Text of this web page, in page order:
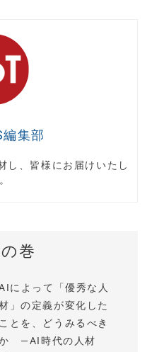
集部
し、皆様にお届けいたし
巻
によって「優秀な人
」の定義が変化した
ことを、どうみるべき
—AI時代の人材